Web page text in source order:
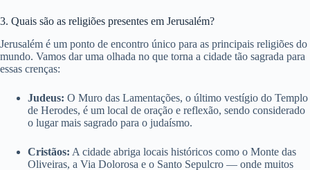
3. Quais são as religiões presentes em Jerusalém?
Jerusalém é um ponto de encontro único para as principais religiões do
mundo. Vamos dar uma olhada no que torna a cidade tão sagrada para
essas crenças:
Judeus: O Muro das Lamentações, o último vestígio do Templo
de Herodes, é um local de oração e reflexão, sendo considerado
o lugar mais sagrado para o judaísmo.
Cristãos: A cidade abriga locais históricos como o Monte das
Oliveiras, a Via Dolorosa e o Santo Sepulcro — onde muitos